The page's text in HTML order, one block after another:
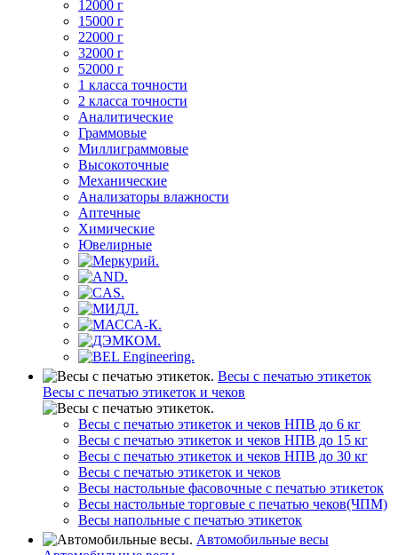
12000 г
15000 г
22000 г
32000 г
52000 г
1 класса точности
2 класса точности
Аналитические
Граммовые
Миллиграммовые
Высокоточные
Механические
Анализаторы влажности
Аптечные
Химические
Ювелирные
Весы с печатью этикеток
Весы с печатью этикеток и чеков
Весы с печатью этикеток и чеков НПВ до 6 кг
Весы с печатью этикеток и чеков НПВ до 15 кг
Весы с печатью этикеток и чеков НПВ до 30 кг
Весы с печатью этикеток и чеков
Весы настольные фасовочные с печатью этикеток
Весы настольные торговые с печатью чеков(ЧПМ)
Весы напольные с печатью этикеток
Автомобильные весы